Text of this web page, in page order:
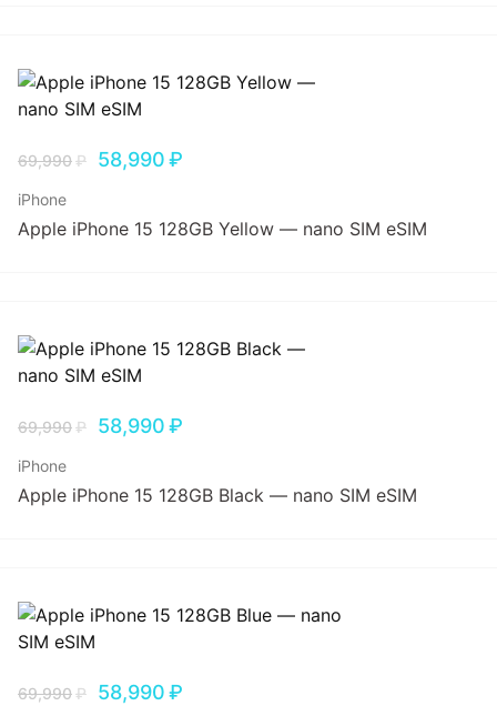
69,990₽ 58,990₽
iPhone
Apple iPhone 15 128GB Yellow — nano SIM eSIM
69,990₽ 58,990₽
iPhone
Apple iPhone 15 128GB Black — nano SIM eSIM
69,990₽ 58,990₽